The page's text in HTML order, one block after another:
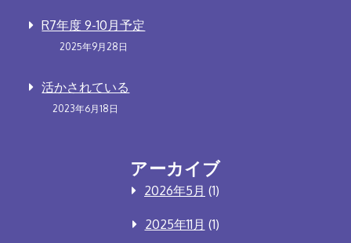
R7年度 9-10月予定
2025年9月28日
活かされている
2023年6月18日
アーカイブ
2026年5月 (1)
2025年11月 (1)